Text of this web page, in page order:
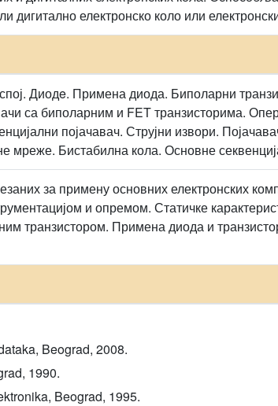
дигитално електронско коло или
Диодe. Примена диода. Биполарни
са биполарним и FET транзисторима.
појачавач. Струјни извори.
мреже. Бистабилна кола. Основне
за примену основних електронских
и опремом. Статичке
транзистором. Примена диода и
Beograd, 2008.
1990.
Beograd, 1995.